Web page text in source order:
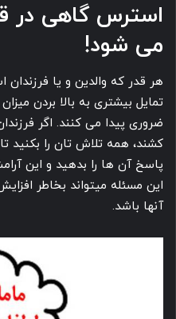
استرس گاهی در
می شود!
هر قدر که والدین و یا
تمایل بیشتری به بالا بردن
ضروری پیدا می کنند. اگر
کشند، همه تلاش تان را بکنید
پاسخ آن ها را بدهید و این
این مسئله میتواند بخاطر
آنها باشد.